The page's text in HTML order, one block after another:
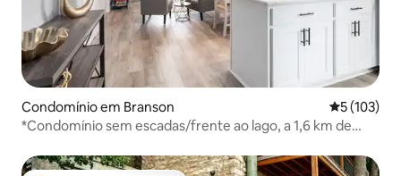
Condomínio em Branson
5 (103)
*Condomínio sem escadas/frente ao lago, a 1,6 km de